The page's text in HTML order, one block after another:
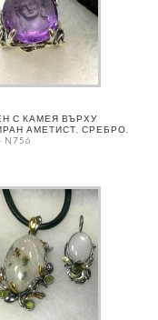
С КАМЕЯ ВЪРХУ
АМЕТИСТ, СРЕБРО,
N756